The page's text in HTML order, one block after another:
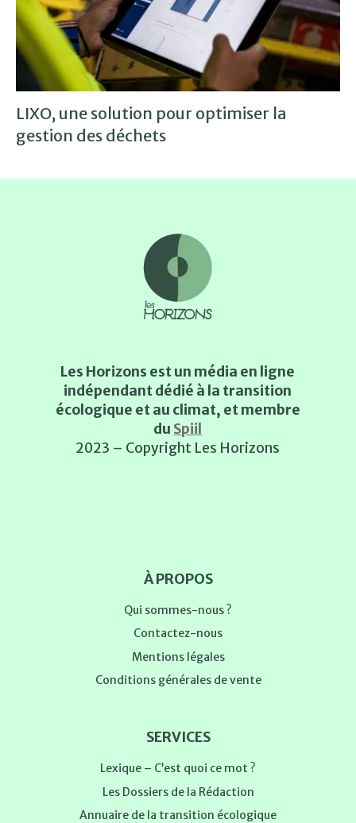
LIXO, une solution pour optimiser la
gestion des déchets
Les Horizons est un média en ligne
indépendant dédié à la transition
écologique et au climat, et membre
du Spiil
2023 – Copyright Les Horizons
À PROPOS
Qui sommes-nous ?
Contactez-nous
Mentions légales
Conditions générales de vente
SERVICES
Lexique – C’est quoi ce mot ?
Les Dossiers de la Rédaction
Annuaire de la transition écologique